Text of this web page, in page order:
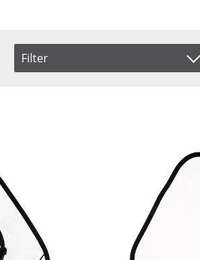
Filter
Soft Silver
Sunfire/Silver
Sunlite/SoftSilver